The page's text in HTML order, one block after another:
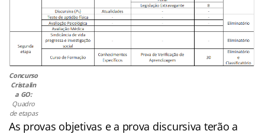
Concurso
Cristalin
a GO:
Quadro
de etapas
As provas objetivas e a prova discursiva terão a